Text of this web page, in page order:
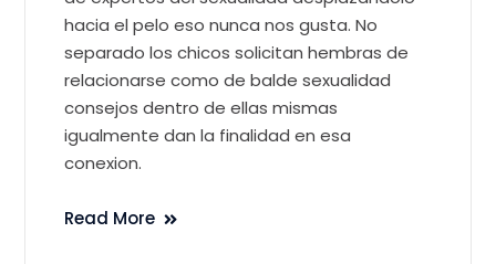
hacia el pelo eso nunca nos gusta. No
separado los chicos solicitan hembras de
relacionarse como de balde sexualidad
consejos dentro de ellas mismas
igualmente dan la finalidad en esa
conexion.
Read More